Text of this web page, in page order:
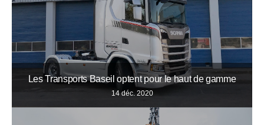
Les Transports Baseil optent pour le haut de gamme
14 déc. 2020